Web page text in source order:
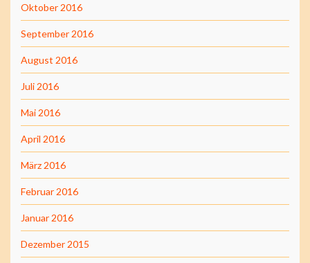
Oktober 2016
September 2016
August 2016
Juli 2016
Mai 2016
April 2016
März 2016
Februar 2016
Januar 2016
Dezember 2015